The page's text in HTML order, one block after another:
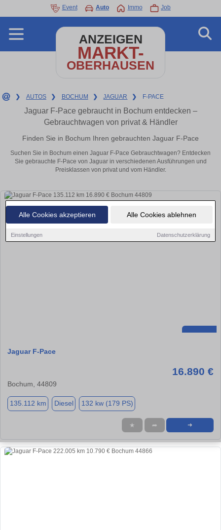
Alle Cookies akzeptieren Alle Cookies ablehnen
Einstellungen Datenschutzerklärung
Event Auto Immo Job
ANZEIGEN
MARKT-
OBERHAUSEN
❯ AUTOS ❯ BOCHUM ❯ JAGUAR ❯ F-PACE
Jaguar F-Pace gebraucht in Bochum entdecken –
Gebrauchtwagen von privat & Händler
Finden Sie in Bochum Ihren gebrauchten Jaguar F-Pace
Suchen Sie in Bochum einen Jaguar F-Pace Gebrauchtwagen? Entdecken
Sie gebrauchte F-Pace von Jaguar in verschiedenen Ausführungen und
Preisklassen von privat und vom Händler.
Jaguar F-Pace
16.890 €
Bochum, 44809
135.112 km Diesel 132 kw (179 PS)
★ ➦ ➜